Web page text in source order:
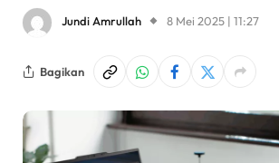
Jundi Amrullah 8 Mei 2025 | 11:27
Bagikan